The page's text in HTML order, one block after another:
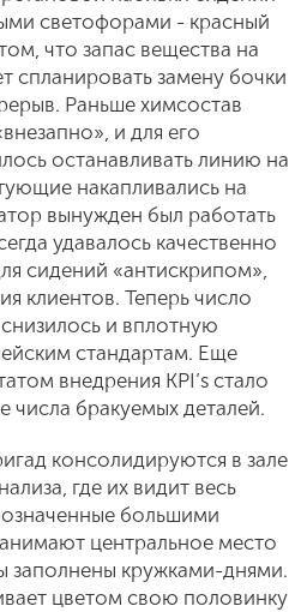
светофорами - красный
что запас вещества на
спланировать замену бочки
Раньше химсостав
и для его
останавливать линию на
накапливались на
вынужден был работать
удавалось качественно
сидений «антискрипом»,
клиентов. Теперь число
и вплотную
стандартам. Еще
внедрения KPI’s стало
числа бракуемых деталей.
консолидируются в зале
где их видит весь
большими
центральное место
заполнены кружками-днями.
цветом свою половинку